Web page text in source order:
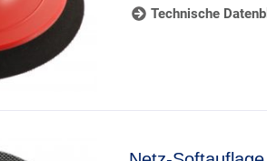
Technische